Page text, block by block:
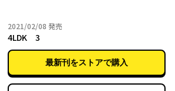
2021/02/08 2021年02月08日
発売
4LDK 3
最新刊をストアで購入